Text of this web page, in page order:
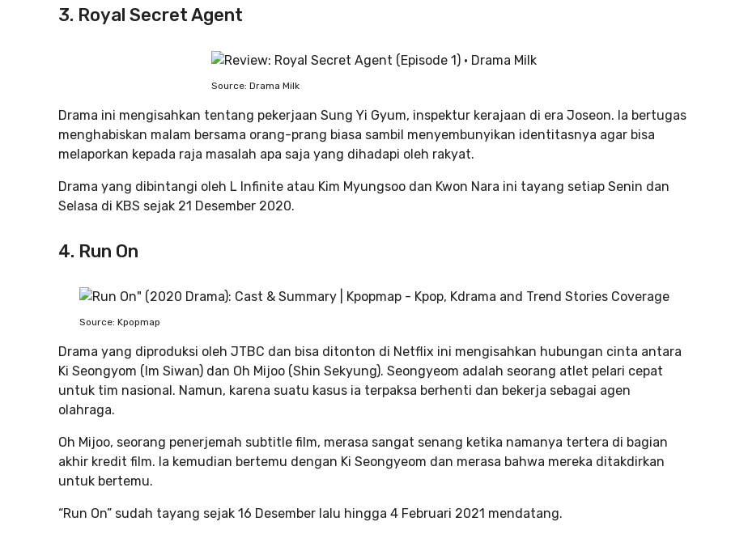
3. Royal Secret Agent
Source: Drama Milk
Drama ini mengisahkan tentang pekerjaan Sung Yi Gyum, inspektur kerajaan di era Joseon. Ia bertugas
menghabiskan malam bersama orang-prang biasa sambil menyembunyikan identitasnya agar bisa
melaporkan kepada raja masalah apa saja yang dihadapi oleh rakyat.
Drama yang dibintangi oleh L Infinite atau Kim Myungsoo dan Kwon Nara ini tayang setiap Senin dan
Selasa di KBS sejak 21 Desember 2020.
4. Run On
Source: Kpopmap
Drama yang diproduksi oleh JTBC dan bisa ditonton di Netflix ini mengisahkan hubungan cinta antara
Ki Seongyom (Im Siwan) dan Oh Mijoo (Shin Sekyung). Seongyeom adalah seorang atlet pelari cepat
untuk tim nasional. Namun, karena suatu kasus ia terpaksa berhenti dan bekerja sebagai agen
olahraga.
Oh Mijoo, seorang penerjemah subtitle film, merasa sangat senang ketika namanya tertera di bagian
akhir kredit film. Ia kemudian bertemu dengan Ki Seongyeom dan merasa bahwa mereka ditakdirkan
untuk bertemu.
“Run On” sudah tayang sejak 16 Desember lalu hingga 4 Februari 2021 mendatang.